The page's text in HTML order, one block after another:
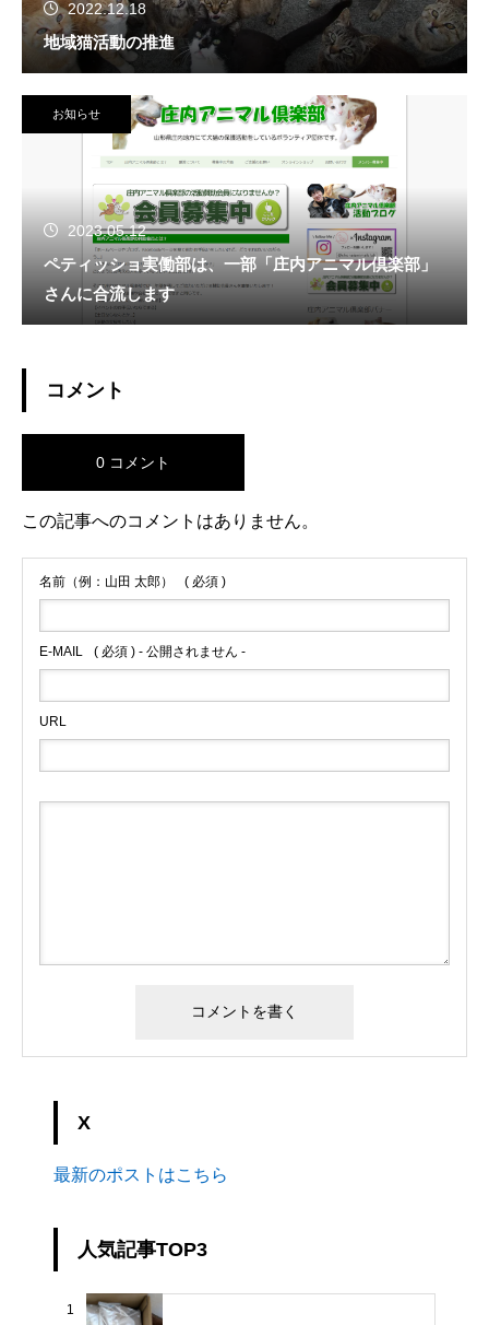
2022.12.18
地域猫活動の推進
お知らせ
2023.05.12
ペティッショ実働部は、一部「庄内アニマル倶楽部」
さんに合流します
コメント
0 コメント
この記事へのコメントはありません。
名前（例：山田 太郎） ( 必須 )
E-MAIL ( 必須 ) - 公開されません -
URL
X
最新のポストはこちら
人気記事TOP3
1